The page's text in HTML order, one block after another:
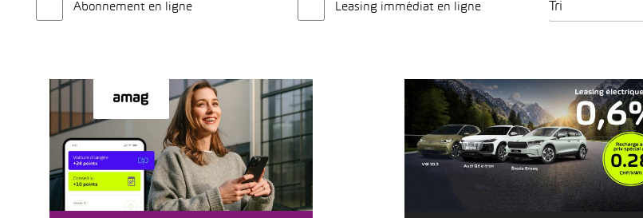
Abonnement en ligne Leasing immédiat en ligne Tri